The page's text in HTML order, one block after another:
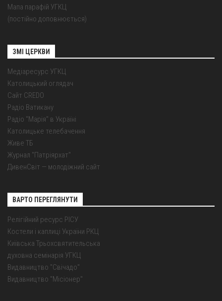
Мапа парафій УГКЦ
(постійно доповнюється)
ЗМІ ЦЕРКВИ
Медіаресурс УГКЦ
Католицький оглядач
Сайт CREDO
Радіо Ватикану
Радіо "Марія" в Україні
Католицьке телебачення
Живе ТБ
Журнал "Патріярхат"
ДивенСвіт — молодіжний сайт
ВАРТО ПЕРЕГЛЯНУТИ
Релігійний ресурс РІСУ
Костели і каплиці України РКЦ
Київська Трьохсвятительська
духовна семінарія УГКЦ
Видавництво "Свічадо"
Видавництво "Місіонер"